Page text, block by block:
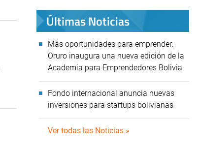
Últimas Noticias
Más oportunidades para emprender:
Oruro inaugura una nueva edición de la
Academia para Emprendedores Bolivia
Fondo internacional anuncia nuevas
inversiones para startups bolivianas
Ver todas las Noticias »